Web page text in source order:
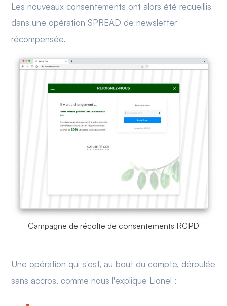
Les nouveaux consentements ont alors été recueillis
dans une opération SPREAD de newsletter
récompensée.
Campagne de récolte de consentements RGPD
Une opération qui s'est, au bout du compte, déroulée
sans accros, comme nous l'explique Lionel :